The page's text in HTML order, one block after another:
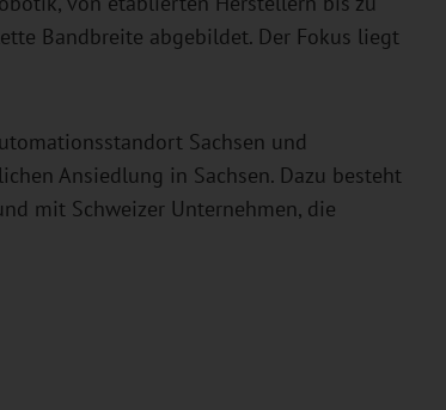
Bandbreite abgebildet. Der Fokus liegt
Sachsen und
Ansiedlung in Sachsen. Dazu besteht
mit Schweizer Unternehmen, die